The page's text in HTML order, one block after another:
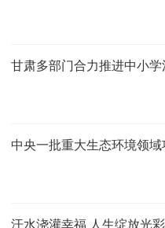
甘肃多部门合力推进中小
中央一批重大生态环境领
汗水浇灌幸福 人生绽放光